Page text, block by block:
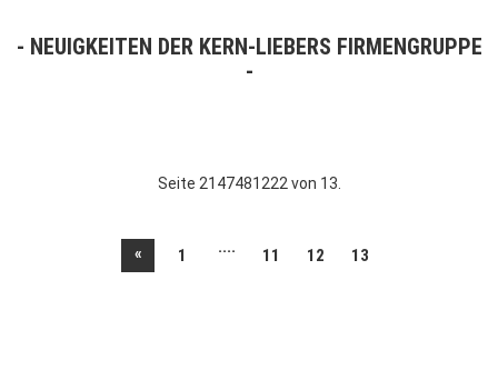
NEUIGKEITEN DER KERN-LIEBERS FIRMENGRUPPE
Seite 2147481222 von 13.
« 1 .... 11 12 13